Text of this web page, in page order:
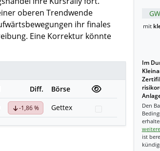
oberen Trendwende
ihr finales
Eine Korrektur könnte
Diff.
Börse
-1,86 % Gettex
mit
Im
Den
ist